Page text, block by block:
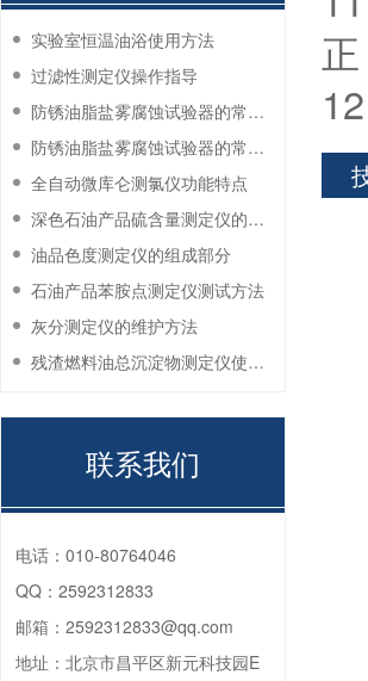
正
实验室恒温油浴使用方法
过滤性测定仪操作指导
防锈油脂盐雾腐蚀试验器的常见故障与解决方法
防锈油脂盐雾腐蚀试验器的常见故障与解决方法
全自动微库仑测氯仪功能特点
深色石油产品硫含量测定仪的工作环境要求
油品色度测定仪的组成部分
石油产品苯胺点测定仪测试方法
灰分测定仪的维护方法
残渣燃料油总沉淀物测定仪使用注意事项
联系我们
电话： 010-80764046
QQ： 2592312833
邮箱： 2592312833@qq.com
地址： 北京市昌平区新元科技园E